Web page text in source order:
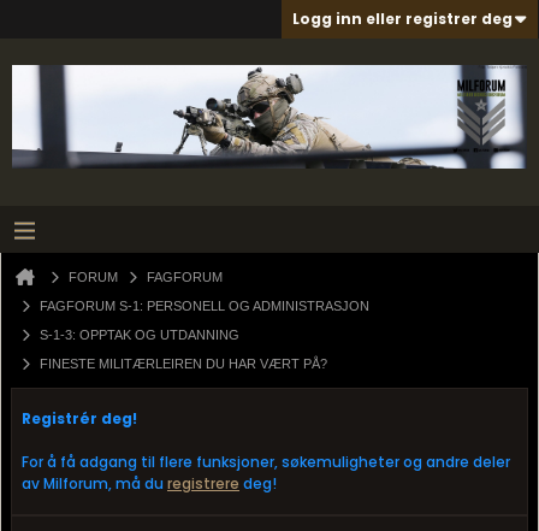
Logg inn eller registrer deg
FORUM
FAGFORUM
FAGFORUM S-1: PERSONELL OG ADMINISTRASJON
S-1-3: OPPTAK OG UTDANNING
FINESTE MILITÆRLEIREN DU HAR VÆRT PÅ?
Registrér deg!
For å få adgang til flere funksjoner, søkemuligheter og andre deler
av Milforum, må du registrere deg!